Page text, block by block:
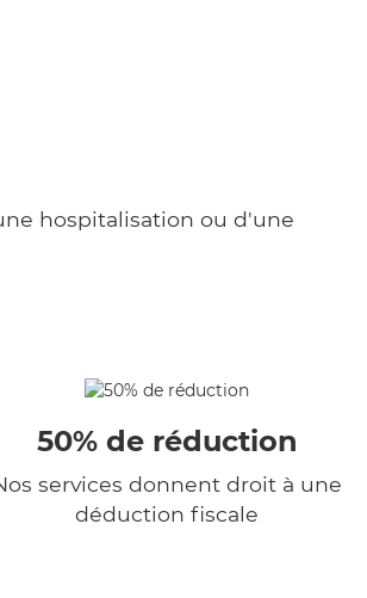
hospitalisation ou d'une
50% de réduction
services donnent droit à une
déduction fiscale